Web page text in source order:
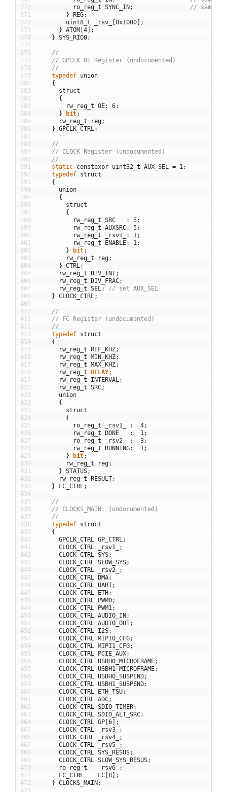
370
371
372
373
374
375
376
377
378
379
380
381
382
383
384
385
386
387
388
389
390
391
392
393
394
395
396
397
398
399
400
401
402
403
404
405
406
407
408
409
410
411
412
413
414
415
416
417
418
419
420
421
422
423
424
425
426
427
428
429
430
431
432
433
434
435
436
437
438
439
440
441
442
443
444
445
446
447
448
449
450
451
452
453
454
455
456
457
458
459
460
461
462
463
464
465
466
467
468
469
470
471
472
ro_reg t SYNC_IN ;
//
}
REG;
uint8 t _rsv_ 0x1000
;
} ATOM 4
;
} SYS_RIO0;
//
// GPCLK OE Register (undocumented)
//
typedef union
{
struct
{
rw_reg t OE: 6;
}
bit;
rw_reg t reg;
} GPCLK_CTRL;
//
// CLOCK Register (undocumented)
//
static constexpr uint32 t AUX_SEL = 1;
typedef struct
{
union
{
struct
{
rw_reg t SRC : 5;
rw_reg t AUXSRC: 5;
rw_reg t _rsv1_ : 1;
rw_reg t ENABLE: 1;
}
bit;
rw_reg t reg;
} CTRL;
rw_reg t DIV_INT;
rw_reg t DIV_FRAC;
rw_reg t SEL;
// set AUX_SEL
} CLOCK_CTRL;
//
// FC Register (undocumented)
//
typedef struct
{
rw_reg t REF_KHZ;
rw_reg t MIN_KHZ;
rw_reg t MAX_KHZ;
rw_reg t DELAY;
rw_reg t INTERVAL;
rw_reg t SRC;
union
{
struct
{
ro_reg t _rsv1_ : 4;
rw_reg t DONE : 1;
ro_reg t _rsv2_ : 3;
rw_reg t RUNNING: 1;
}
bit;
rw_reg t reg;
} STATUS;
rw_reg t RESULT;
}
FC_CTRL;
//
// CLOCKS_MAIN: (undocumented)
//
typedef struct
{
GPCLK CTRL GP_CTRL;
CLOCK CTRL _rsv1_
;
CLOCK CTRL SYS;
CLOCK CTRL SLOW_SYS;
CLOCK CTRL _rsv2_
;
CLOCK CTRL DMA;
CLOCK CTRL UART;
CLOCK CTRL ETH ;
CLOCK CTRL PWM0;
CLOCK CTRL PWM1;
CLOCK CTRL AUDIO_IN ;
CLOCK CTRL AUDIO_OUT;
CLOCK CTRL I2S;
CLOCK CTRL MIPI0_CFG;
CLOCK CTRL MIPI1_CFG;
CLOCK CTRL PCIE_AUX;
CLOCK CTRL USBH0_MICROFRAME;
CLOCK CTRL USBH1_MICROFRAME;
CLOCK CTRL USBH0_SUSPEND;
CLOCK CTRL USBH1_SUSPEND;
CLOCK CTRL ETH_TSU;
CLOCK CTRL ADC;
CLOCK CTRL SDIO_TIMER;
CLOCK CTRL SDIO_ALT_SRC;
CLOCK CTRL GP 6
;
CLOCK CTRL _rsv3_
;
CLOCK CTRL _rsv4_
;
CLOCK CTRL _rsv5_
;
CLOCK CTRL SYS_RESUS;
CLOCK CTRL SLOW_SYS_RESUS;
ro_reg t _rsv6_
;
FC CTRL FC 8
;
} CLOCKS_MAIN ;